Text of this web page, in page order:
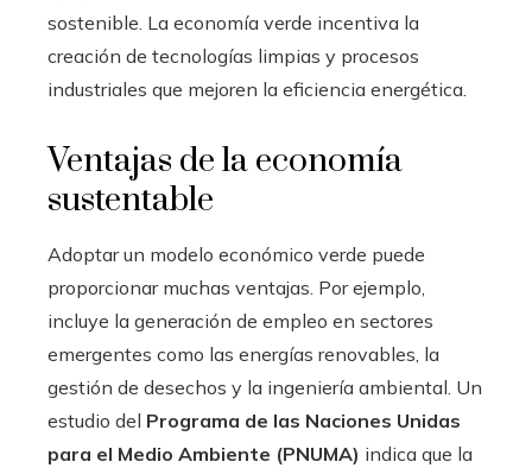
sostenible. La economía verde incentiva la
creación de tecnologías limpias y procesos
industriales que mejoren la eficiencia energética.
Ventajas de la economía
sustentable
Adoptar un modelo económico verde puede
proporcionar muchas ventajas. Por ejemplo,
incluye la generación de empleo en sectores
emergentes como las energías renovables, la
gestión de desechos y la ingeniería ambiental. Un
estudio del Programa de las Naciones Unidas
para el Medio Ambiente (PNUMA) indica que la